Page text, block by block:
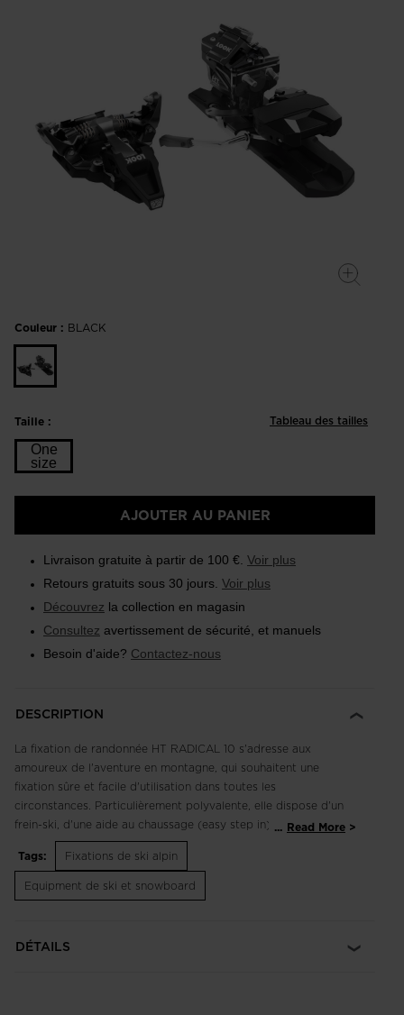
Couleur : BLACK
Taille :
Tableau des tailles
One
size
AJOUTER AU PANIER
Livraison gratuite à partir de 100 €. Voir plus
Retours gratuits sous 30 jours. Voir plus
Découvrez la collection en magasin
Consultez avertissement de sécurité, et manuels
Besoin d'aide? Contactez-nous
DESCRIPTION
La fixation de randonnée HT RADICAL 10 s'adresse aux
amoureux de l'aventure en montagne, qui souhaitent une
fixation sûre et facile d'utilisation dans toutes les
circonstances. Particulièrement polyvalente, elle dispose d'un
frein-ski, d'une aide au chaussage (easy step in) et de cales de
montée basculantes et actionnables au bâton sans tourner la
talonnière. Elle ne pèse que 520g par demie-paire, et permet
de régler différentes longueurs de chaussures sur 25 mm.
... Read More
Tags:
Fixations de ski alpin
Equipment de ski et snowboard
DÉTAILS